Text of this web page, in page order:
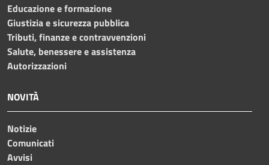
Educazione e formazione
Giustizia e sicurezza pubblica
Tributi, finanze e contravvenzioni
Salute, benessere e assistenza
Autorizzazioni
NOVITÀ
Notizie
Comunicati
Avvisi